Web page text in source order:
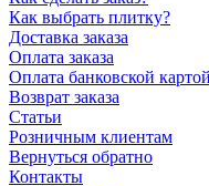
Как выбрать плитку?
Доставка заказа
Оплата заказа
Оплата банковской
Возврат заказа
Статьи
Розничным клиентам
Вернуться обратно
Контакты